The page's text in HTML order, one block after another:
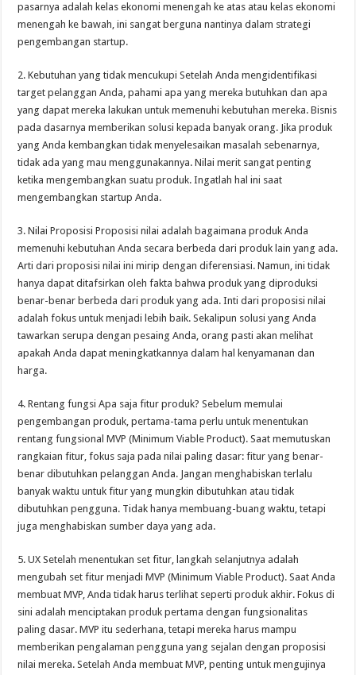
pasarnya adalah kelas ekonomi menengah ke atas atau kelas ekonomi
menengah ke bawah, ini sangat berguna nantinya dalam strategi
pengembangan startup.
2. Kebutuhan yang tidak mencukupi Setelah Anda mengidentifikasi
target pelanggan Anda, pahami apa yang mereka butuhkan dan apa
yang dapat mereka lakukan untuk memenuhi kebutuhan mereka. Bisnis
pada dasarnya memberikan solusi kepada banyak orang. Jika produk
yang Anda kembangkan tidak menyelesaikan masalah sebenarnya,
tidak ada yang mau menggunakannya. Nilai merit sangat penting
ketika mengembangkan suatu produk. Ingatlah hal ini saat
mengembangkan startup Anda.
3. Nilai Proposisi Proposisi nilai adalah bagaimana produk Anda
memenuhi kebutuhan Anda secara berbeda dari produk lain yang ada.
Arti dari proposisi nilai ini mirip dengan diferensiasi. Namun, ini tidak
hanya dapat ditafsirkan oleh fakta bahwa produk yang diproduksi
benar-benar berbeda dari produk yang ada. Inti dari proposisi nilai
adalah fokus untuk menjadi lebih baik. Sekalipun solusi yang Anda
tawarkan serupa dengan pesaing Anda, orang pasti akan melihat
apakah Anda dapat meningkatkannya dalam hal kenyamanan dan
harga.
4. Rentang fungsi Apa saja fitur produk? Sebelum memulai
pengembangan produk, pertama-tama perlu untuk menentukan
rentang fungsional MVP (Minimum Viable Product). Saat memutuskan
rangkaian fitur, fokus saja pada nilai paling dasar: fitur yang benar-
benar dibutuhkan pelanggan Anda. Jangan menghabiskan terlalu
banyak waktu untuk fitur yang mungkin dibutuhkan atau tidak
dibutuhkan pengguna. Tidak hanya membuang-buang waktu, tetapi
juga menghabiskan sumber daya yang ada.
5. UX Setelah menentukan set fitur, langkah selanjutnya adalah
mengubah set fitur menjadi MVP (Minimum Viable Product). Saat Anda
membuat MVP, Anda tidak harus terlihat seperti produk akhir. Fokus di
sini adalah menciptakan produk pertama dengan fungsionalitas
paling dasar. MVP itu sederhana, tetapi mereka harus mampu
memberikan pengalaman pengguna yang sejalan dengan proposisi
nilai mereka. Setelah Anda membuat MVP, penting untuk mengujinya